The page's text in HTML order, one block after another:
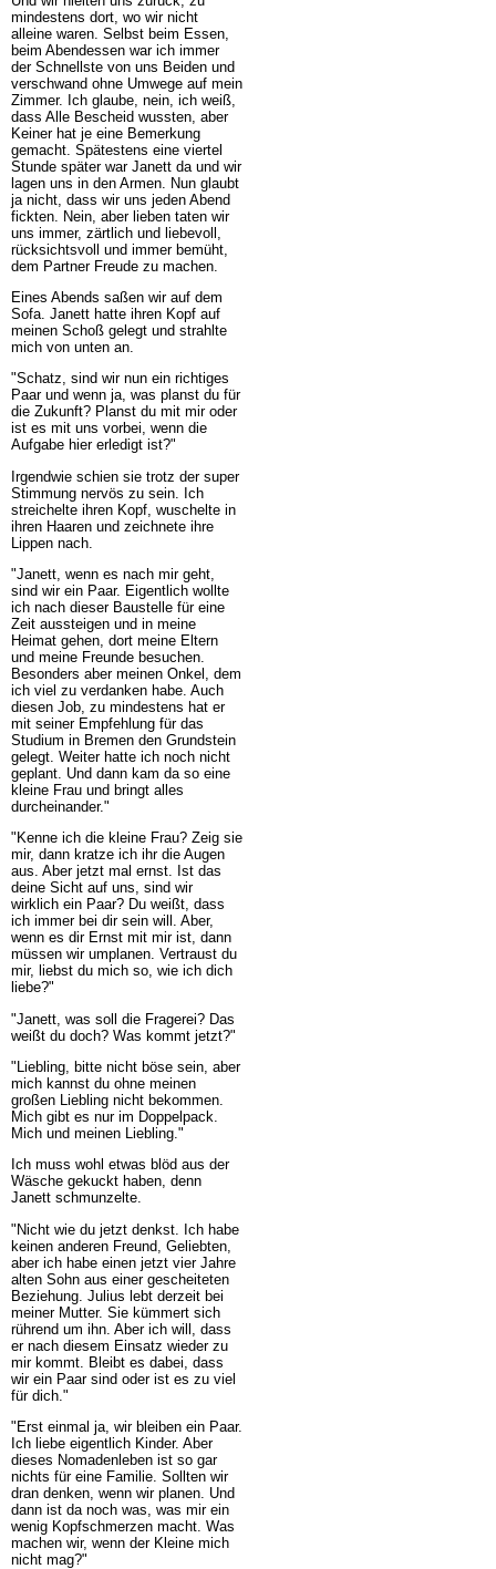
mindestens dort, wo wir nicht
alleine waren. Selbst beim Essen,
beim Abendessen war ich immer
der Schnellste von uns Beiden und
verschwand ohne Umwege auf mein
Zimmer. Ich glaube, nein, ich weiß,
dass Alle Bescheid wussten, aber
Keiner hat je eine Bemerkung
gemacht. Spätestens eine viertel
Stunde später war Janett da und wir
lagen uns in den Armen. Nun glaubt
ja nicht, dass wir uns jeden Abend
fickten. Nein, aber lieben taten wir
uns immer, zärtlich und liebevoll,
rücksichtsvoll und immer bemüht,
dem Partner Freude zu machen.
Eines Abends saßen wir auf dem
Sofa. Janett hatte ihren Kopf auf
meinen Schoß gelegt und strahlte
mich von unten an.
"Schatz, sind wir nun ein richtiges
Paar und wenn ja, was planst du für
die Zukunft? Planst du mit mir oder
ist es mit uns vorbei, wenn die
Aufgabe hier erledigt ist?"
Irgendwie schien sie trotz der super
Stimmung nervös zu sein. Ich
streichelte ihren Kopf, wuschelte in
ihren Haaren und zeichnete ihre
Lippen nach.
"Janett, wenn es nach mir geht,
sind wir ein Paar. Eigentlich wollte
ich nach dieser Baustelle für eine
Zeit aussteigen und in meine
Heimat gehen, dort meine Eltern
und meine Freunde besuchen.
Besonders aber meinen Onkel, dem
ich viel zu verdanken habe. Auch
diesen Job, zu mindestens hat er
mit seiner Empfehlung für das
Studium in Bremen den Grundstein
gelegt. Weiter hatte ich noch nicht
geplant. Und dann kam da so eine
kleine Frau und bringt alles
durcheinander."
"Kenne ich die kleine Frau? Zeig sie
mir, dann kratze ich ihr die Augen
aus. Aber jetzt mal ernst. Ist das
deine Sicht auf uns, sind wir
wirklich ein Paar? Du weißt, dass
ich immer bei dir sein will. Aber,
wenn es dir Ernst mit mir ist, dann
müssen wir umplanen. Vertraust du
mir, liebst du mich so, wie ich dich
liebe?"
"Janett, was soll die Fragerei? Das
weißt du doch? Was kommt jetzt?"
"Liebling, bitte nicht böse sein, aber
mich kannst du ohne meinen
großen Liebling nicht bekommen.
Mich gibt es nur im Doppelpack.
Mich und meinen Liebling."
Ich muss wohl etwas blöd aus der
Wäsche gekuckt haben, denn
Janett schmunzelte.
"Nicht wie du jetzt denkst. Ich habe
keinen anderen Freund, Geliebten,
aber ich habe einen jetzt vier Jahre
alten Sohn aus einer gescheiteten
Beziehung. Julius lebt derzeit bei
meiner Mutter. Sie kümmert sich
rührend um ihn. Aber ich will, dass
er nach diesem Einsatz wieder zu
mir kommt. Bleibt es dabei, dass
wir ein Paar sind oder ist es zu viel
für dich."
"Erst einmal ja, wir bleiben ein Paar.
Ich liebe eigentlich Kinder. Aber
dieses Nomadenleben ist so gar
nichts für eine Familie. Sollten wir
dran denken, wenn wir planen. Und
dann ist da noch was, was mir ein
wenig Kopfschmerzen macht. Was
machen wir, wenn der Kleine mich
nicht mag?"